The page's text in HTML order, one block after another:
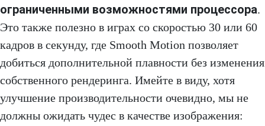
ограниченными возможностями процессора.
Это также полезно в играх со скоростью 30 или 60
кадров в секунду, где Smooth Motion позволяет
добиться дополнительной плавности без изменения
собственного рендеринга. Имейте в виду, хотя
улучшение производительности очевидно, мы не
должны ожидать чудес в качестве изображения: